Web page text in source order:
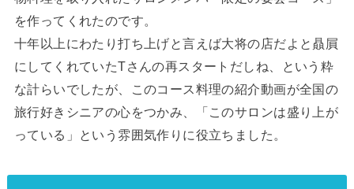
を作ってくれたのです。
十年以上にわたり打ち上げと言えば大将の店だよと贔屓
にしてくれていたTさんの再スタートだしね、という粋
な計らいでしたが、このコース料理の紹介動画が全国の
旅行好きシニアの心をつかみ、「このサロンは盛り上が
っている」という雰囲気作りに役立ちました。